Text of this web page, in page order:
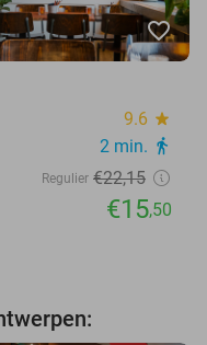
favorite_border
9.6 star
2 min. directions_walk
Regulier €22,15
€15,50